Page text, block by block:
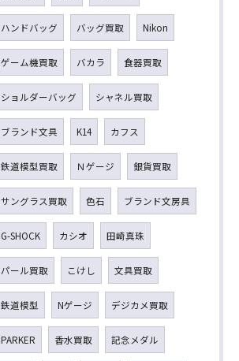
ハンドバッグ バッグ買取 Nikon
ゲーム機買取 バカラ 食器買取
ショルダーバッグ シャネル買取
ブランド文具 K14 カフス
鉄道模型買取 Ｎゲージ 銀貨買取
サングラス買取 色石 ブランド文房具
G-SHOCK カシオ 田崎真珠
パール買取 こけし 文具買取
鉄道模型 Nゲージ デジカメ買取
PARKER 香水買取 記念メダル